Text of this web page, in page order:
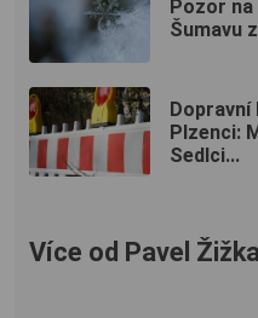
Pozor
Šumavu
Dopravní
Plzenci:
Sedlci...
Více od Pavel